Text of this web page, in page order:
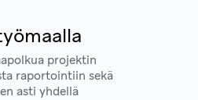
projektin
raportointiin sekä
asti yhdellä